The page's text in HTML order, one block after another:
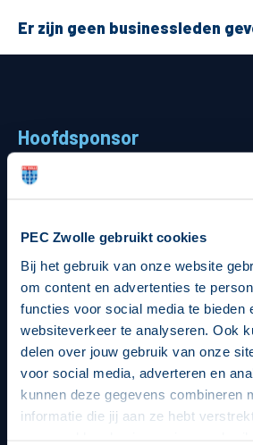
PEC Zwolle gebruikt cookies
Bij het gebruik van onze website
om content en advertenties te
functies voor social media te bieden
websiteverkeer te analyseren. Ook
delen over jouw gebruik van onze
voor social media, adverteren en
kunnen deze gegevens combineren
informatie die jij aan ze hebt
Business
Er zijn geen businessleden
Hoofdsponsor
Strategisch partners